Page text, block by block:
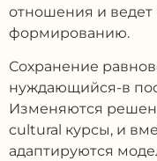
отношения и ведет
формированию.
Сохранение
нуждающийся-в
Изменяются
cultural курсы, и
адаптируются